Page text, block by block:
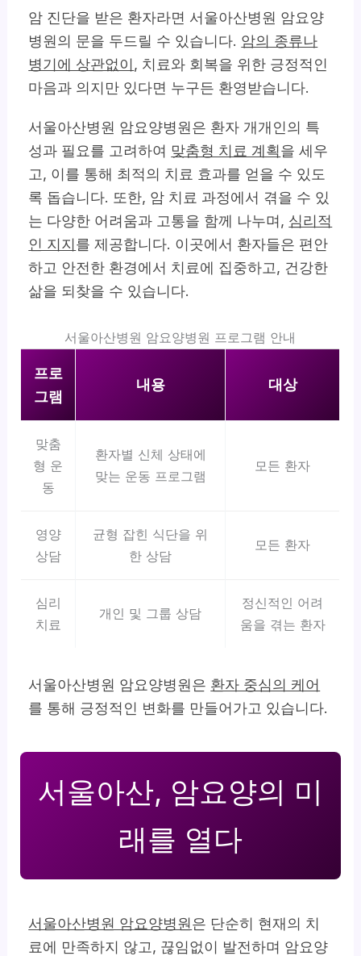
암 진단을 받은 환자라면 서울아산병원 암요양
병원의 문을 두드릴 수 있습니다. 암의 종류나
병기에 상관없이, 치료와 회복을 위한 긍정적인
마음과 의지만 있다면 누구든 환영받습니다.
서울아산병원 암요양병원은 환자 개개인의 특
성과 필요를 고려하여 맞춤형 치료 계획을 세우
고, 이를 통해 최적의 치료 효과를 얻을 수 있도
록 돕습니다. 또한, 암 치료 과정에서 겪을 수 있
는 다양한 어려움과 고통을 함께 나누며, 심리적
인 지지를 제공합니다. 이곳에서 환자들은 편안
하고 안전한 환경에서 치료에 집중하고, 건강한
삶을 되찾을 수 있습니다.
서울아산병원 암요양병원 프로그램 안내
프로
그램
내용 대상
맞춤
형 운
동
환자별 신체 상태에
맞는 운동 프로그램
모든 환자
영양
상담
균형 잡힌 식단을 위
한 상담
모든 환자
심리
치료
개인 및 그룹 상담
정신적인 어려
움을 겪는 환자
서울아산병원 암요양병원은 환자 중심의 케어
를 통해 긍정적인 변화를 만들어가고 있습니다.
서울아산, 암요양의 미
래를 열다
서울아산병원 암요양병원은 단순히 현재의 치
료에 만족하지 않고, 끊임없이 발전하며 암요양